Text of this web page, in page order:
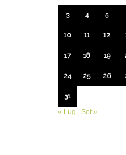
3 4 5
10 11 12
17 18 19
24 25 26
31
« Lug
Set »